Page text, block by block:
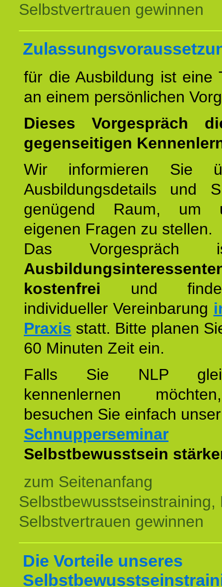
Selbstvertrauen gewinnen
für die Ausbildung ist eine
an einem persönlichen
Dieses Vorgespräch
gegenseitigen
Wir informieren Sie
Ausbildungsdetails und
genügend Raum, um
eigenen Fragen zu stellen.
Das
kostenfrei und
individueller Vereinbarung
Praxis statt. Bitte planen
60 Minuten Zeit ein.
Falls Sie NLP
kennenlernen
besuchen Sie einfach unser
Schnupperseminar
Selbstbewusstsein
zum Seitenanfang
Selbstbewusstseinstraining,
Selbstvertrauen gewinnen
Die Vorteile unseres